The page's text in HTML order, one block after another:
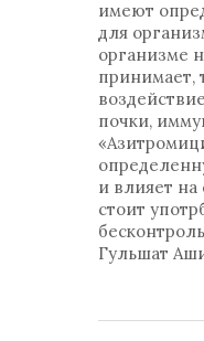
имеют
для
организме
принимает,
почки,
и влияет на
стоит
Гульшат